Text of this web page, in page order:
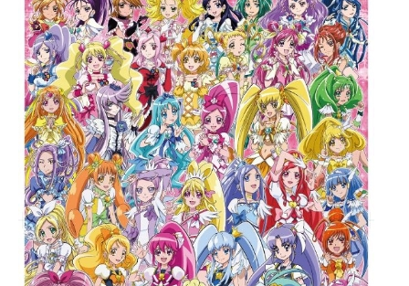
好きが集まる 比べて選べる
ビジネスと働き方のヒント
AI活用のいまが分かる
企業ITのトレンドを詳説
経営リーダーのコミュニティ
マーケ×ITの今がよく分かる
ITエンジニア向け専門サイト